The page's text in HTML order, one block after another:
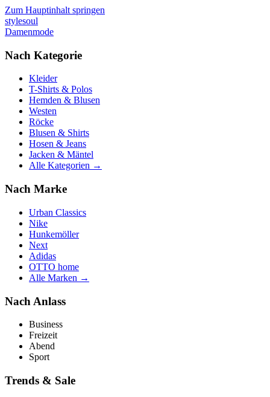
Zum Hauptinhalt springen
stylesoul
Damenmode
Nach Kategorie
Kleider
T-Shirts & Polos
Hemden & Blusen
Westen
Röcke
Blusen & Shirts
Hosen & Jeans
Jacken & Mäntel
Alle Kategorien →
Nach Marke
Urban Classics
Nike
Hunkemöller
Next
Adidas
OTTO home
Alle Marken →
Nach Anlass
Business
Freizeit
Abend
Sport
Trends & Sale